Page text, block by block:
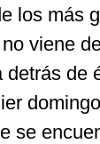
los más
viene
de
se